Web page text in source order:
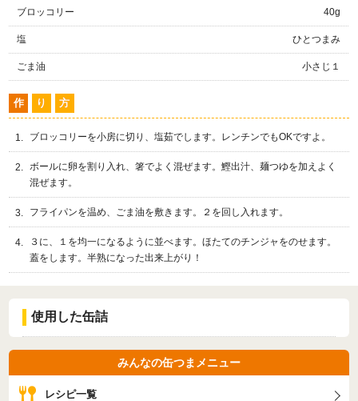
ブロッコリー 40g
塩 ひとつまみ
ごま油 小さじ１
作 り 方
ブロッコリーを小房に切り、塩茹でします。レンチンでもOKですよ。
ボールに卵を割り入れ、箸でよく混ぜます。鰹出汁、麺つゆを加えよく
混ぜます。
フライパンを温め、ごま油を敷きます。２を回し入れます。
３に、１を均一になるように並べます。ほたてのチンジャをのせます。
蓋をします。半熟になった出来上がり！
使用した缶詰
みんなの缶つまメニュー
レシピ一覧